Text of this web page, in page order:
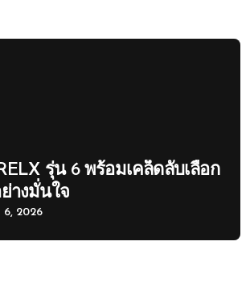
รุ่น 6 พร้อมเคล็ดลับเลือก
างมั่นใจ
6, 2026